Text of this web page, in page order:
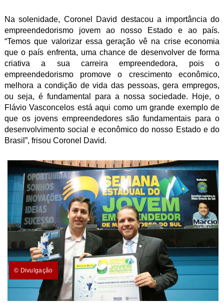
Na solenidade, Coronel David destacou a importância do
empreendedorismo jovem ao nosso Estado e ao país.
“Temos que valorizar essa geração vê na crise economia
que o país enfrenta, uma chance de desenvolver de forma
criativa a sua carreira empreendedora, pois o
empreendedorismo promove o crescimento econômico,
melhora a condição de vida das pessoas, gera empregos,
ou seja, é fundamental para a nossa sociedade. Hoje, o
Flávio Vasconcelos está aqui como um grande exemplo de
que os jovens empreendedores são fundamentais para o
desenvolvimento social e econômico do nosso Estado e do
Brasil”, frisou Coronel David.
© Divulgação